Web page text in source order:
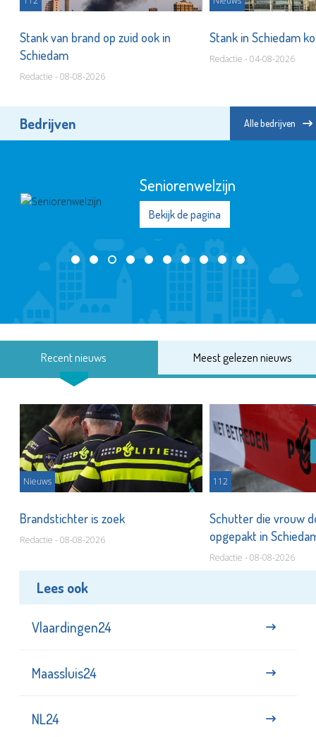
Stank van brand op zuid ook in
Schiedam
Redactie - 08-08-2026
Stank in Schiedam
Redactie - 04-08-2026
Bedrijven Alle bedrijven
Seniorenwelzijn
Bekijk de pagina
Recent nieuws Meest gelezen nieuws
Nieuws
Brandstichter is zoek
Redactie - 08-08-2026
112
Schutter die vrouw
opgepakt in
Redactie - 08-08-2026
Lees ook
Vlaardingen24
Maassluis24
NL24